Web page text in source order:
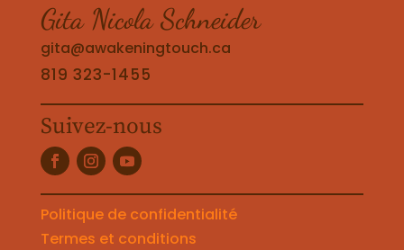
Gita Nicola Schneider
gita@awakeningtouch.ca
819 323-1455
Suivez-nous
Politique de confidentialité
Termes et conditions